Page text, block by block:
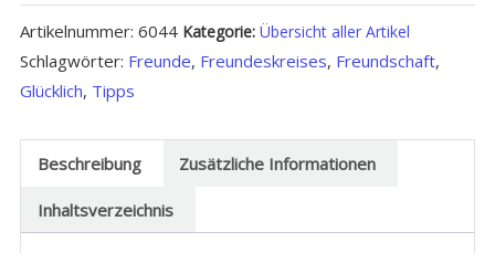
Freunde
gewinnst
und
glücklich
Menge
Artikelnummer: 6044 Kategorie: Übersicht aller Artikel
Schlagwörter: Freunde, Freundeskreises, Freundschaft,
Glücklich, Tipps
Beschreibung Zusätzliche Informationen
Inhaltsverzeichnis